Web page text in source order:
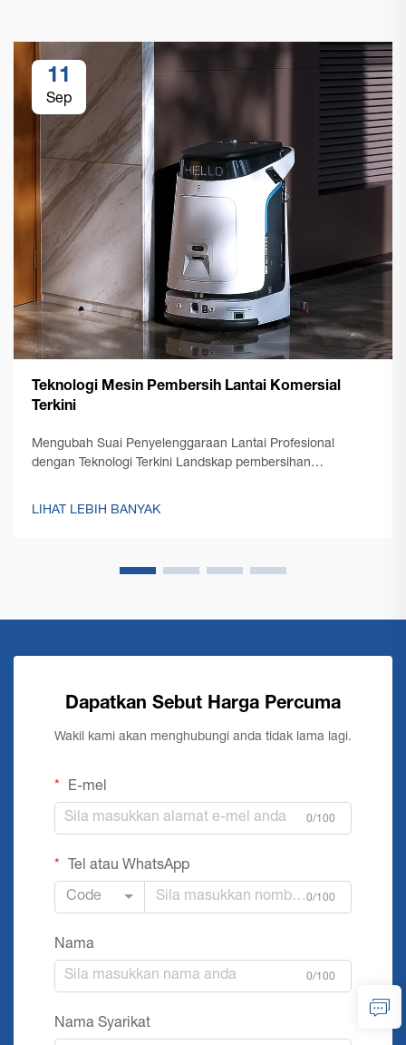
11
Sep
Teknologi Mesin Pembersih Lantai Komersial
Terkini
Mengubah Suai Penyelenggaraan Lantai Profesional
dengan Teknologi Terkini Landskap pembersihan
dengan kemunculan teknologi mesin pembersih lantai
LIHAT LEBIH BANYAK
Dapatkan Sebut Harga Percuma
Wakil kami akan menghubungi anda tidak lama lagi.
E-mel
0/100
Tel atau WhatsApp
Code 0/100
Nama
0/100
Nama Syarikat